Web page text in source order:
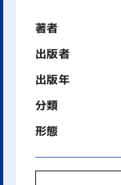
著者
出版者
出版年
分類
形態